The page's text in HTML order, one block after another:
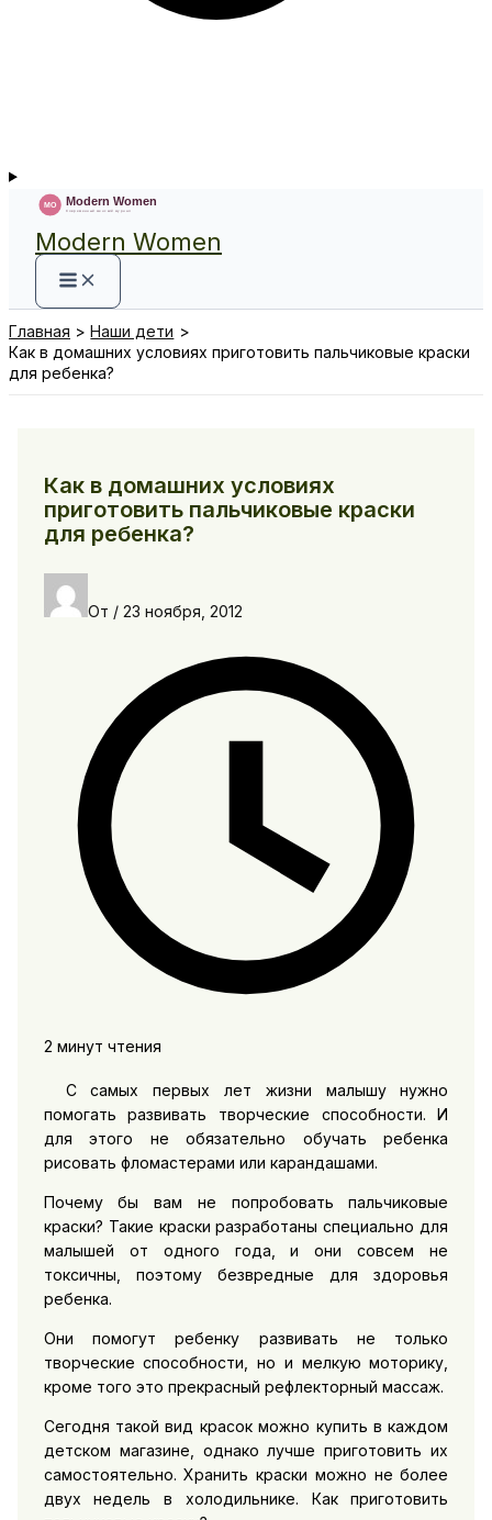
Modern Women
Главная
Наши дети
Как в домашних условиях приготовить пальчиковые краски
для ребенка?
Как в домашних условиях
приготовить пальчиковые краски
для ребенка?
От / 23 ноября, 2012
2 минут чтения
С самых первых лет жизни малышу нужно
помогать развивать творческие способности. И
для этого не обязательно обучать ребенка
рисовать фломастерами или карандашами.
Почему бы вам не попробовать пальчиковые
краски? Такие краски разработаны специально для
малышей от одного года, и они совсем не
токсичны, поэтому безвредные для здоровья
ребенка.
Они помогут ребенку развивать не только
творческие способности, но и мелкую моторику,
кроме того это прекрасный рефлекторный массаж.
Сегодня такой вид красок можно купить в каждом
детском магазине, однако лучше приготовить их
самостоятельно. Хранить краски можно не более
двух недель в холодильнике. Как приготовить